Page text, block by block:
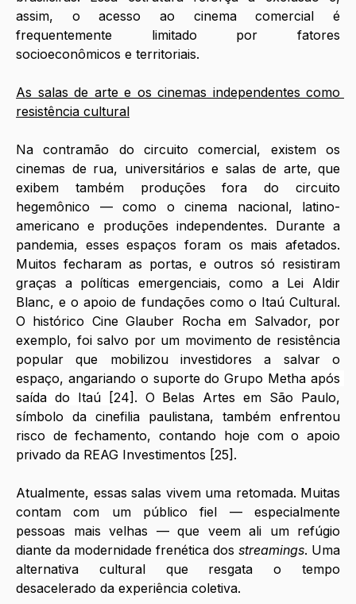
assim, o acesso ao cinema comercial é
frequentemente limitado por fatores
socioeconômicos e territoriais.
As salas de arte e os cinemas independentes como
resistência cultural
Na contramão do circuito comercial, existem os
cinemas de rua, universitários e salas de arte, que
exibem também produções fora do circuito
hegemônico — como o cinema nacional, latino-
americano e produções independentes. Durante a
pandemia, esses espaços foram os mais afetados.
Muitos fecharam as portas, e outros só resistiram
graças a políticas emergenciais, como a Lei Aldir
Blanc, e o apoio de fundações como o Itaú Cultural.
O histórico Cine Glauber Rocha em Salvador, por
exemplo, foi salvo por um movimento de resistência
popular que mobilizou investidores a salvar o
espaço, angariando o suporte do Grupo Metha após
saída do Itaú [24] . O Belas Artes em São Paulo,
símbolo da cinefilia paulistana, também enfrentou
risco de fechamento, contando hoje com o apoio
privado da REAG Investimentos [25].
Atualmente, essas salas vivem uma retomada. Muitas
contam com um público fiel — especialmente
pessoas mais velhas — que veem ali um refúgio
diante da modernidade frenética dos streamings. Uma
alternativa cultural que resgata o tempo
desacelerado da experiência coletiva.